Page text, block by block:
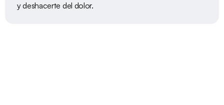
y deshacerte del dolor.